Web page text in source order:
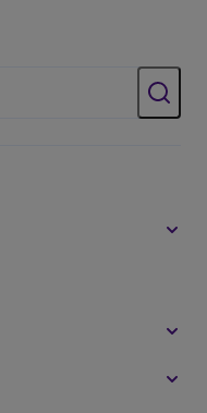
Meer
e-
Meer
voor
Meer